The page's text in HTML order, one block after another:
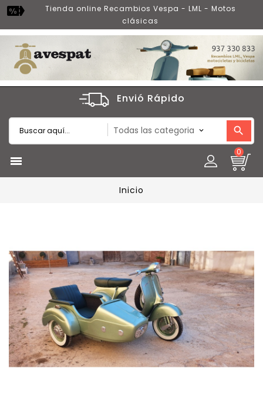
Tienda online Recambios Vespa - LML - Motos
clásicas
Envió Rápido

0
Inicio